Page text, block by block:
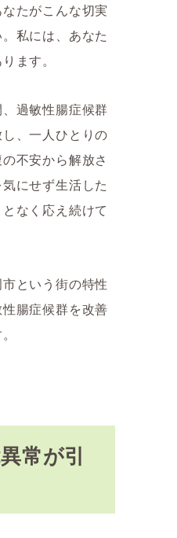
たがこんな切実
私には、あなた
ます。
過敏性腸症候群
、一人ひとりの
不安から解放さ
にせず生活した
なく応え続けて
という街の特性
腸症候群を改善
常が引